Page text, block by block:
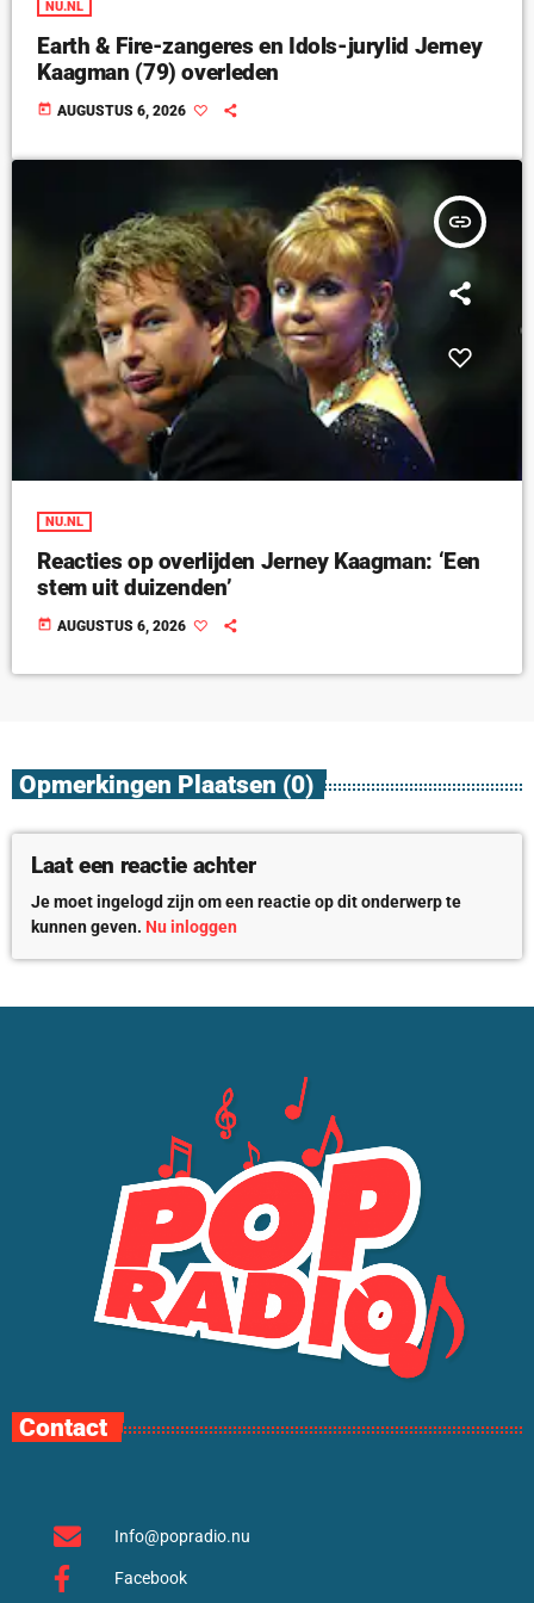
NU.NL
Earth & Fire-zangeres en Idols-jurylid Jerney
Kaagman (79) overleden
today AUGUSTUS 6, 2026
insert_link
NU.NL
Reacties op overlijden Jerney Kaagman: ‘Een
stem uit duizenden’
today AUGUSTUS 6, 2026
Opmerkingen Plaatsen (0)
Laat een reactie achter
Je moet ingelogd zijn om een reactie op dit onderwerp te
kunnen geven. Nu inloggen
Contact
Info@popradio.nu
Facebook